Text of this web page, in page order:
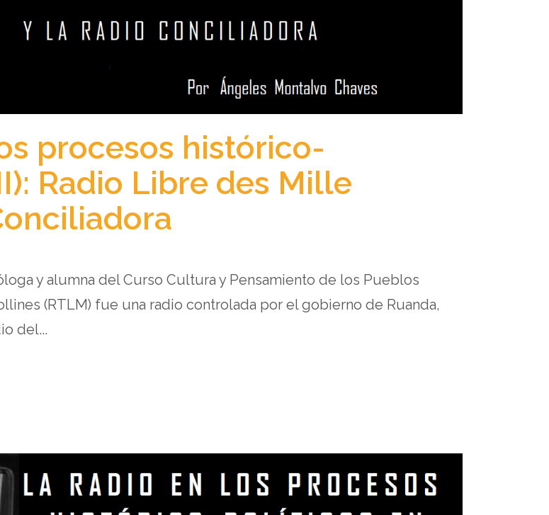
procesos histórico-
Radio Libre des Mille
y alumna del Curso Cultura y Pensamiento de los Pueblos
(RTLM) fue una radio controlada por el gobierno de Ruanda,
del...